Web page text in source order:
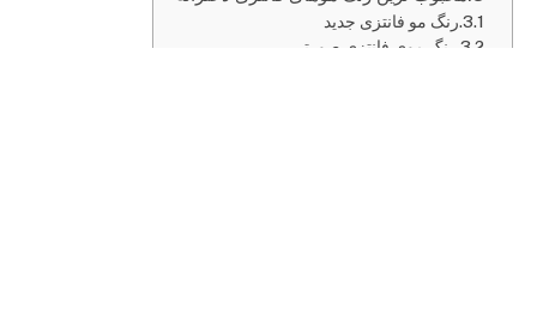
رنگ مو فانتزی جدید
رنگ موی فانتزی صورتی